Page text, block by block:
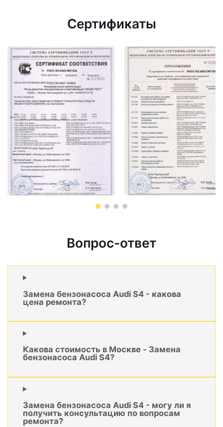
Сертификаты
Вопрос-ответ
Замена бензонасоса Audi S4 - какова
цена ремонта?
Какова стоимость в Москве - Замена
бензонасоса Audi S4?
Замена бензонасоса Audi S4 - могу ли я
получить консультацию по вопросам
ремонта?